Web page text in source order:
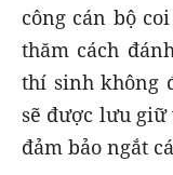
công cán bộ
thăm cách
thí sinh không
sẽ được lưu giữ
đảm bảo ngắt